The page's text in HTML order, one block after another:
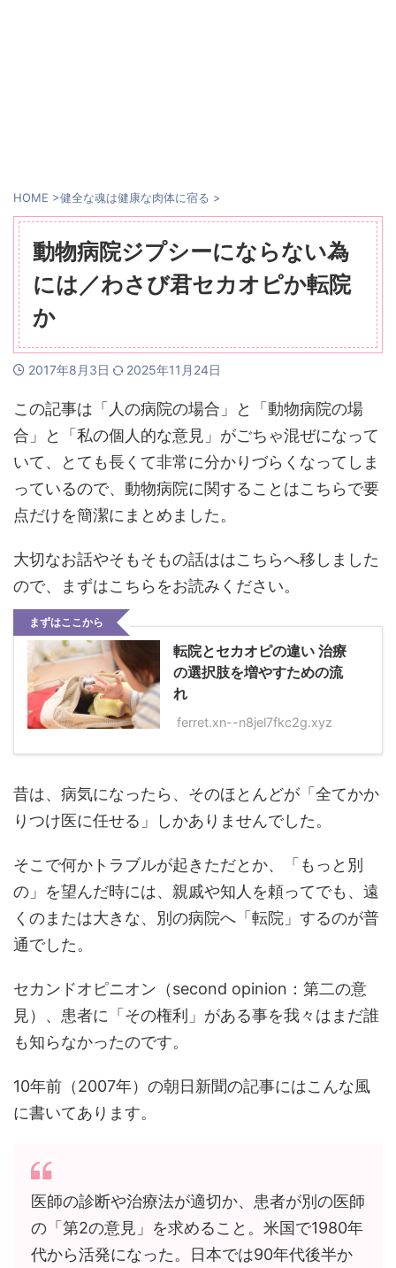
HOME >健全な魂は健康な肉体に宿る >
動物病院ジプシーにならない為
には／わさび君セカオピか転院
か
2017年8月3日 2025年11月24日
この記事は「人の病院の場合」と「動物病院の場
合」と「私の個人的な意見」がごちゃ混ぜになって
いて、とても長くて非常に分かりづらくなってしま
っているので、動物病院に関することはこちらで要
点だけを簡潔にまとめました。
大切なお話やそもそもの話ははこちらへ移しました
ので、まずはこちらをお読みください。
まずはここから
転院とセカオピの違い 治療
の選択肢を増やすための流
れ
ferret.xn--n8jel7fkc2g.xyz
昔は、病気になったら、そのほとんどが「全てかか
りつけ医に任せる」しかありませんでした。
そこで何かトラブルが起きただとか、「もっと別
の」を望んだ時には、親戚や知人を頼ってでも、遠
くのまたは大きな、別の病院へ「転院」するのが普
通でした。
セカンドオピニオン（second opinion：第二の意
見）、患者に「その権利」がある事を我々はまだ誰
も知らなかったのです。
10年前（2007年）の朝日新聞の記事にはこんな風
に書いてあります。
医師の診断や治療法が適切か、患者が別の医師
の「第2の意見」を求めること。米国で1980年
代から活発になった。日本では90年代後半か